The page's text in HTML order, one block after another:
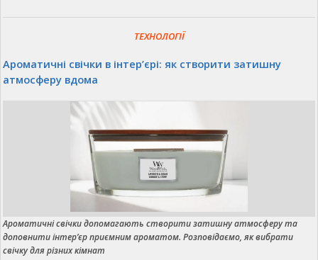
ТЕХНОЛОГІЇ
Ароматичні свічки в інтер’єрі: як створити затишну
атмосферу вдома
Ароматичні свічки допомагають створити затишну атмосферу та
доповнити інтер’єр приємним ароматом. Розповідаємо, як вибрати
свічку для різних кімнат